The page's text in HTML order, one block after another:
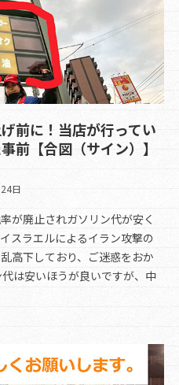
前に！当店が行ってい
前【合図（サイン）】
日
が廃止されガソリン代が安く
スラエルによるイラン攻撃の
高下しており、ご迷惑をおか
は安いほうが良いですが、中